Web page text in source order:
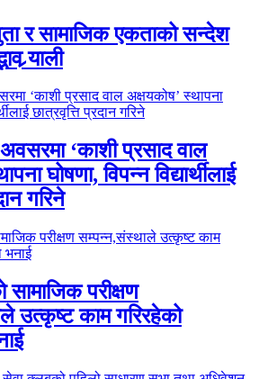
र सामाजिक एकताको सन्देश
र्‍याली
अवसरमा ‘काशी प्रसाद वाल
घोषणा, विपन्न विद्यार्थीलाई
गरिने
सामाजिक परीक्षण
उत्कृष्ट काम गरिरहेको